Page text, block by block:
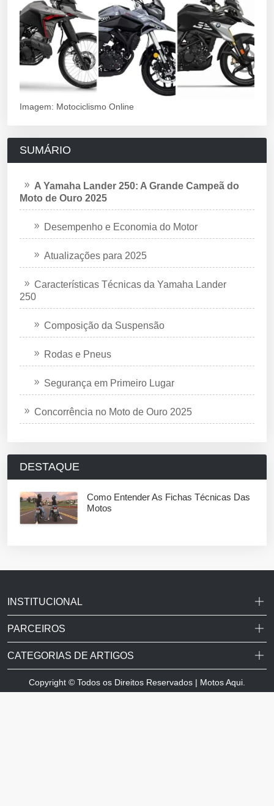
Imagem: Motociclismo Online
SUMÁRIO
A Yamaha Lander 250: A Grande Campeã do
Moto de Ouro 2025
Desempenho e Economia do Motor
Atualizações para 2025
Características Técnicas da Yamaha Lander
250
Composição da Suspensão
Rodas e Pneus
Segurança em Primeiro Lugar
Concorrência no Moto de Ouro 2025
DESTAQUE
Como Entender As Fichas Técnicas Das
Motos
INSTITUCIONAL
PARCEIROS
CATEGORIAS DE ARTIGOS
Copyright © Todos os Direitos Reservados | Motos Aqui.